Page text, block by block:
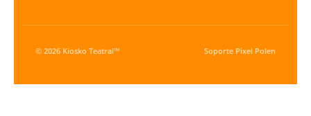
© 2026 Kiosko Teatral™ Soporte Pixel Polen